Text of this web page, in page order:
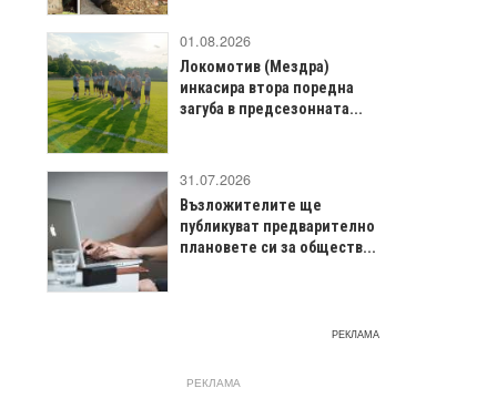
01.08.2026
Локомотив (Мездра)
инкасира втора поредна
загуба в предсезонната...
31.07.2026
Възложителите ще
публикуват предварително
плановете си за обществ...
РЕКЛАМА
РЕКЛАМА